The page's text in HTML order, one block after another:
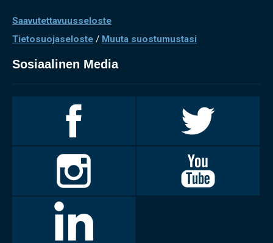
Saavutettavuusseloste
Tietosuojaseloste / Muuta suostumustasi
Sosiaalinen Media
Facebookissa
Twitterissä
Invalidiliitto
Instagramissa
Youtubessa